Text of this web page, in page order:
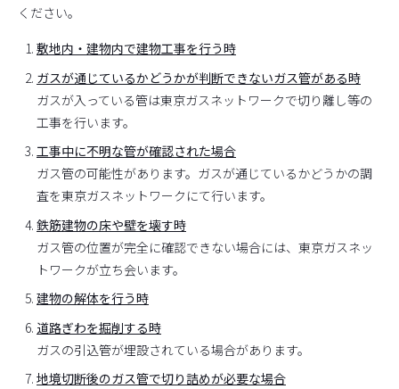
ください。
敷地内・建物内で建物工事を行う時
ガスが通じているかどうかが判断できないガス管がある時
ガスが入っている管は東京ガスネットワークで切り離し等の
工事を行います。
工事中に不明な管が確認された場合
ガス管の可能性があります。ガスが通じているかどうかの調
査を東京ガスネットワークにて行います。
鉄筋建物の床や壁を壊す時
ガス管の位置が完全に確認できない場合には、東京ガスネッ
トワークが立ち会います。
建物の解体を行う時
道路ぎわを掘削する時
ガスの引込管が埋設されている場合があります。
地境切断後のガス管で切り詰めが必要な場合